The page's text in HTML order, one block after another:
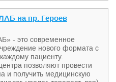
на пр. Героев
- это современное
нового формата с
пациенту.
позволяют провести
и получить медицинскую